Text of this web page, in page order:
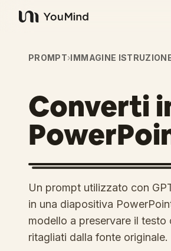
YouMind
PROMPT›IMMAGINE
Converti
Un prompt utilizzato con
in una diapositiva
modello a preservare il
ritagliati dalla fonte originale.